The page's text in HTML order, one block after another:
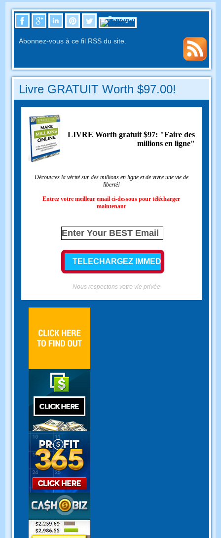
Abonnez-vous à ce fil RSS du site.
Livre GRATUIT Worth $97.00!
LIVRE Worth gratuit $97: "Faire des
millions en ligne"
Découvrez la vérité sur des millions en ligne et de vivre une vie de
liberté!
Entrez votre meilleur email ci-dessous pour télécharger
maintenant
Nous respectons votre vie privée